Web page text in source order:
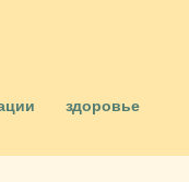
здоровье